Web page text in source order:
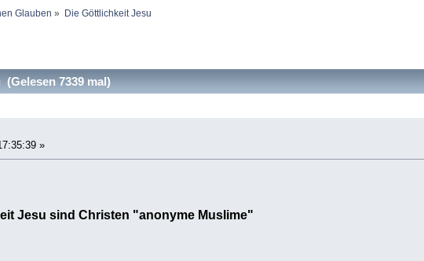
Glauben » Die Göttlichkeit Jesu
7339 mal)
»
Jesu sind Christen "anonyme Muslime"